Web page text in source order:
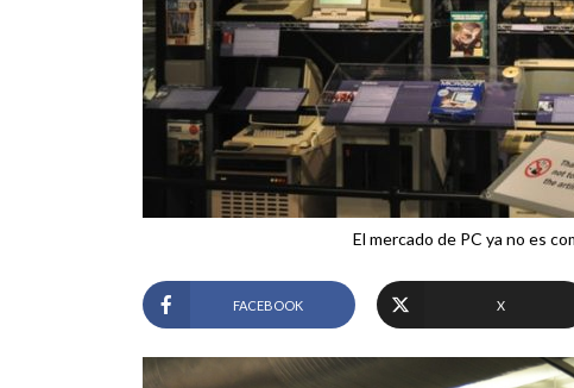
El mercado de PC ya no es
FACEBOOK X